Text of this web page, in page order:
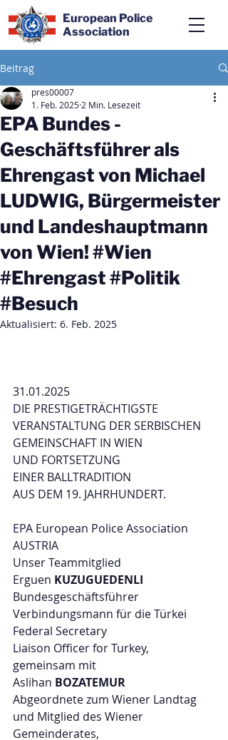
European Police
Association
Beitrag
EPA Bundes -
Geschäftsführer als
Ehrengast von Michael
LUDWIG, Bürgermeister
und Landeshauptmann
von Wien! #Wien
#Ehrengast #Politik
#Besuch
pres00007
1. Feb. 2025 2 Min. Lesezeit
Aktualisiert: 6. Feb. 2025
31.01.2025
DIE PRESTIGETRÄCHTIGSTE
VERANSTALTUNG DER SERBISCHEN
GEMEINSCHAFT IN WIEN
UND FORTSETZUNG
EINER BALLTRADITION
AUS DEM 19. JAHRHUNDERT.
EPA European Police Association
AUSTRIA
Unser Teammitglied
Erguen KUZUGUEDENLI
Bundesgeschäftsführer
Verbindungsmann für die Türkei
Federal Secretary
Liaison Officer for Turkey,
gemeinsam mit
Aslihan BOZATEMUR
Abgeordnete zum Wiener Landtag
und Mitglied des Wiener
Gemeinderates,